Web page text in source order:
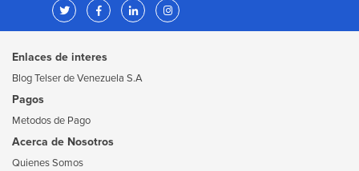
Enlaces de interes
Blog Telser de Venezuela S.A
Pagos
Metodos de Pago
Acerca de Nosotros
Quienes Somos